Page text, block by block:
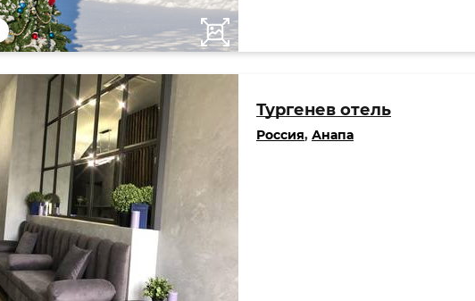
Тургенев отель
Россия, Анапа